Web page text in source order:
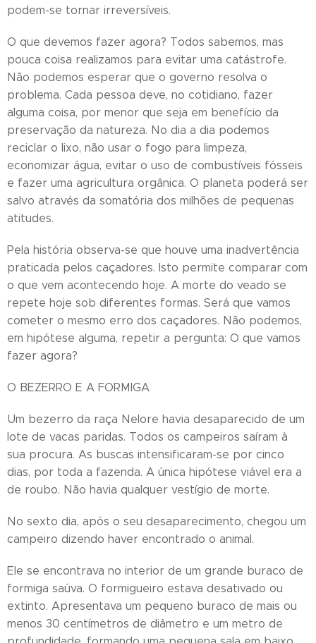
podem-se tornar irreversíveis.
O que devemos fazer agora? Todos sabemos, mas
pouca coisa realizamos para evitar uma catástrofe.
Não podemos esperar que o governo resolva o
problema. Cada pessoa deve, no cotidiano, fazer
alguma coisa, por menor que seja em benefício da
preservação da natureza. No dia a dia podemos
reciclar o lixo, não usar o fogo para limpeza,
economizar água, evitar o uso de combustíveis fósseis
e fazer uma agricultura orgânica. O planeta poderá ser
salvo através da somatória dos milhões de pequenas
atitudes.
Pela história observa-se que houve uma inadvertência
praticada pelos caçadores. Isto permite comparar com
o que vem acontecendo hoje. A morte do veado se
repete hoje sob diferentes formas. Será que vamos
cometer o mesmo erro dos caçadores. Não podemos,
em hipótese alguma, repetir a pergunta: O que vamos
fazer agora?
O BEZERRO E A FORMIGA
Um bezerro da raça Nelore havia desaparecido de um
lote de vacas paridas. Todos os campeiros saíram à
sua procura. As buscas intensificaram-se por cinco
dias, por toda a fazenda. A única hipótese viável era a
de roubo. Não havia qualquer vestígio de morte.
No sexto dia, após o seu desaparecimento, chegou um
campeiro dizendo haver encontrado o animal.
Ele se encontrava no interior de um grande buraco de
formiga saúva. O formigueiro estava desativado ou
extinto. Apresentava um pequeno buraco de mais ou
menos 30 centímetros de diâmetro e um metro de